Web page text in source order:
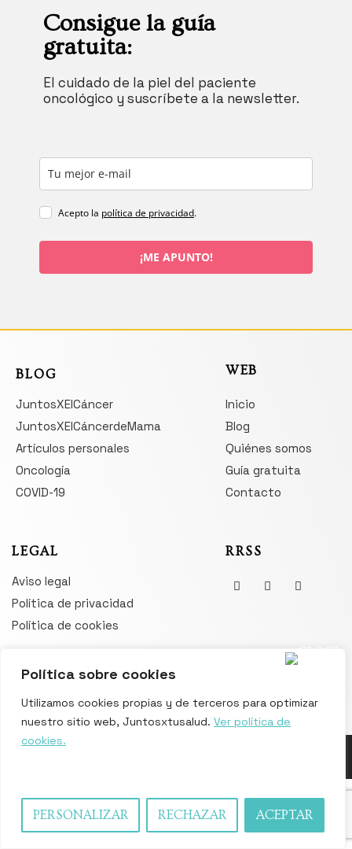
Política sobre cookies
Utilizamos cookies propias y de terceros para optimizar
nuestro sitio web, Juntosxtusalud. Ver política de
cookies.
PERSONALIZAR RECHAZAR ACEPTAR
Consigue la guía
gratuita:
El cuidado de la piel del paciente
oncológico y suscríbete a la newsletter.
Acepto la política de privacidad.
¡ME APUNTO!
BLOG
JuntosXElCáncer
JuntosXElCáncerdeMama
Artículos personales
Oncología
COVID-19
WEB
Inicio
Blog
Quiénes somos
Guía gratuita
Contacto
LEGAL
Aviso legal
Política de privacidad
Política de cookies
RRSS
Diseñado por